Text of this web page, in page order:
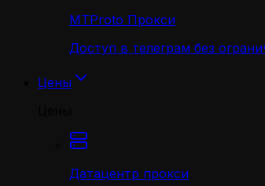
MTProto Прокси
Доступ в телеграм без
Цены
Датацентр прокси